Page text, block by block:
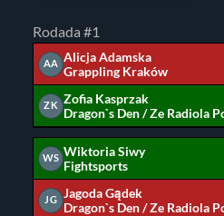
Rodada #1
AA Alicja Adamska
Grappling Kraków
ZK Zofia Kasprzak
Dragon`s Den / Ze Radiola
WS Wiktoria Siwy
Fightsports
JG Jagoda Gądek
Dragon`s Den / Ze Radiola